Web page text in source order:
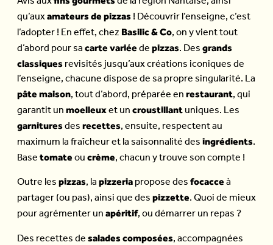
qu’auxamateurs de pizzas! Découvrir l’enseigne, c’est
l’adopter ! En effet, chez Basilic & Co, on y vient tout
d’abord pour sa carte variéede pizzas. Des grands
classiquesrevisités jusqu’aux créations iconiques de
l’enseigne, chacune dispose de sa propre singularité. La
pâte maison, tout d’abord, préparée en restaurant, qui
garantit un moelleuxet un croustillantuniques. Les
garnituresdes recettes, ensuite, respectent au
maximum la fraîcheur et la saisonnalité des ingrédients.
Base tomateou crème, chacun y trouve son compte !
Outre les pizzas, la pizzeriapropose des focacceà
partager (ou pas), ainsi que des pizzette. Quoi de mieux
pour agrémenter un apéritif, ou démarrer un repas ?
Des recettes de salades composées, accompagnées